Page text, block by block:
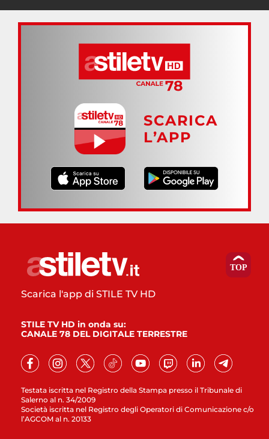
SCARICA
L’APP
Testata iscritta nel Registro della Stampa presso il Tribunale di
Salerno al n. 34/2009
Società iscritta nel Registro degli Operatori di Comunicazione c/o
l’AGCOM al n. 20133
Scarica l'app di STILE TV HD
STILE TV HD in onda su:
CANALE 78 DEL DIGITALE TERRESTRE